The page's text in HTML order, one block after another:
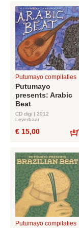
Putumayo compilaties
Putumayo
presents: Arabic
Beat
CD digi | 2012
Leverbaar
€ 15,00
Putumayo compilaties